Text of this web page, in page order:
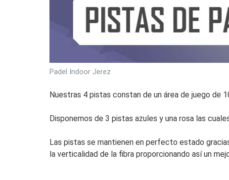
Padel Indoor Jerez
Nuestras 4 pistas constan de un área de juego de
Disponemos de 3 pistas azules y una rosa las
Las pistas se mantienen en perfecto estado
la verticalidad de la fibra proporcionando así un